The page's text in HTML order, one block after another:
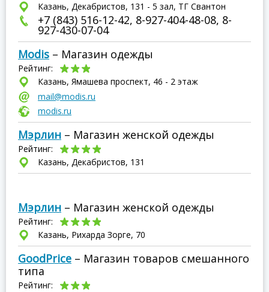
Казань, Декабристов, 131 - 5 зал, ТГ Свантон
+7 (843) 516-12-42, 8-927-404-48-08, 8-
927-430-07-04
Modis – Магазин одежды
Рейтинг:
Казань, Ямашева проспект, 46 - 2 этаж
mail@modis.ru
modis.ru
Мэрлин – Магазин женской одежды
Рейтинг:
Казань, Декабристов, 131
Мэрлин – Магазин женской одежды
Рейтинг:
Казань, Рихарда Зорге, 70
GoodPrice – Магазин товаров смешанного
типа
Рейтинг: